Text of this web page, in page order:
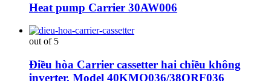
Heat pump Carrier 30AW006
out of 5
Điều hòa Carrier cassetter hai chiều không
inverter. Model 40KMQ036/38QRF036